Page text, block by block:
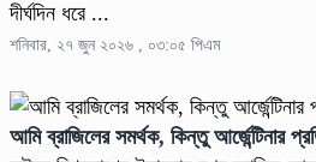
দীর্ঘদিন ধরে ...
শনিবার, ২৭ জুন ২০২৬ , ০৩:০৫ পিএম
আমি ব্রাজিলের সমর্থক, কিন্তু আর্জেন্টিনার